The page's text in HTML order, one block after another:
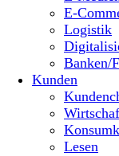
E-
Logistik
Banken/
Kunden
Lesen